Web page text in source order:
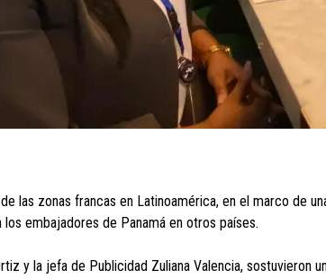
las zonas francas en Latinoamérica, en el marco de
embajadores de Panamá en otros países.
y la jefa de Publicidad Zuliana Valencia, sostuvieron